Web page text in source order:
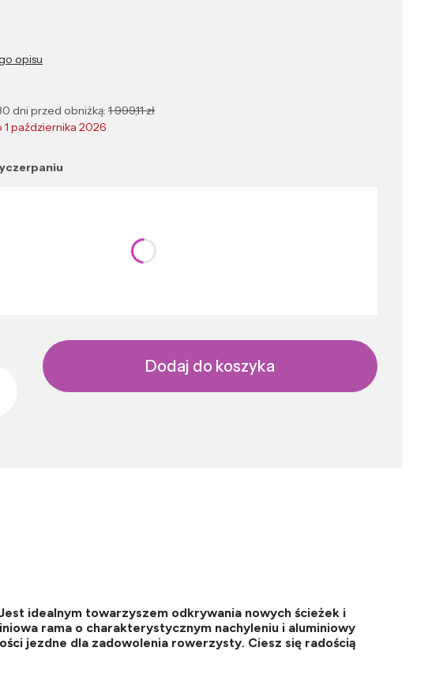
opisu
dni przed obniżką: 1 999,11 zł
października 2026
Dodaj do koszyka
idealnym towarzyszem odkrywania nowych ścieżek i
rama o charakterystycznym nachyleniu i aluminiowy
jezdne dla zadowolenia rowerzysty. Ciesz się radością